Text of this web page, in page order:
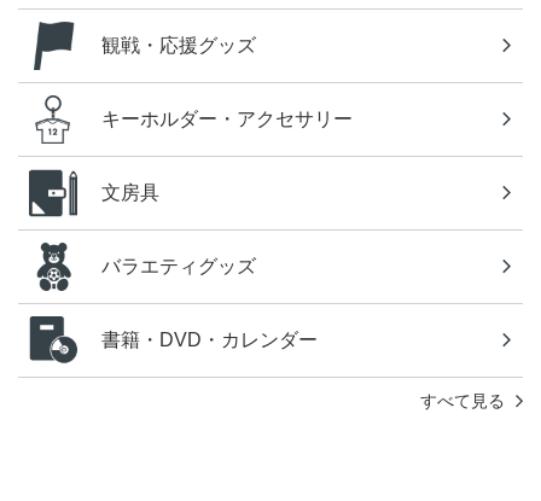
観戦・応援グッズ
キーホルダー・アクセサリー
文房具
バラエティグッズ
書籍・DVD・カレンダー
すべて見る